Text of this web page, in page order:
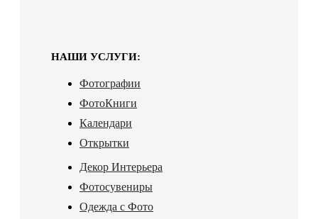
НАШИ УСЛУГИ:
Фотографии
ФотоКниги
Календари
Открытки
Декор Интерьера
Фотосувениры
Одежда с Фото